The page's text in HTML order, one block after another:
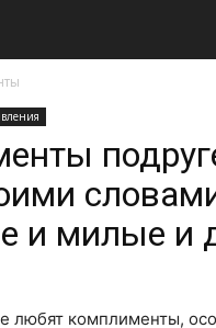
и милые и
любят комплименты,